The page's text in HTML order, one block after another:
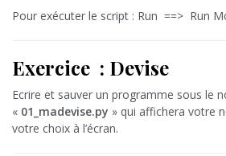
Pour exécuter le script : Run ==> Run
Exercice : Devise
Ecrire et sauver un programme sous le
« 01_madevise.py » qui affichera votre
votre choix à l’écran.